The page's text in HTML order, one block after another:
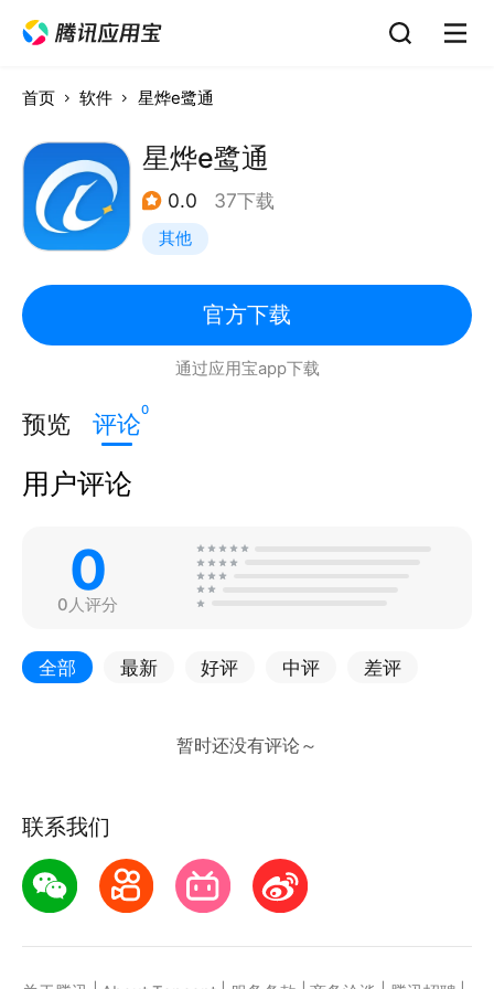
首页 软件 星烨e鹭通
星烨e鹭通
0.0 37下载
其他
官方下载
通过应用宝app下载
预览 评论0
用户评论
0
0人评分
全部 最新 好评 中评 差评
联系我们